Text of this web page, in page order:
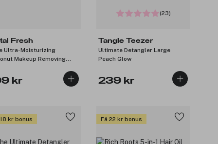
Fresh
Ultra-Moisturizing
Makeup Removing
kr
(23)
Tangle Teezer
Ultimate Detangler Large
Peach Glow
239 kr
kr bonus Få 22 kr bonus